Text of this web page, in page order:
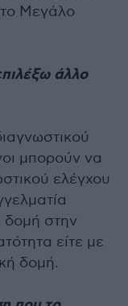
Μεγάλο
άλλο
μπορούν να
ελέγχου
δομή στην
είτε με
δομή.